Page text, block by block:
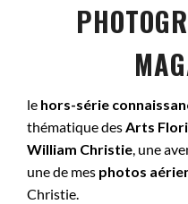
le hors-série
thématique desArts
William Christie, une
une de mes photos
Christie.